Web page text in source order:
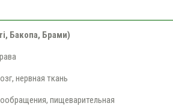
Бакопа, Брами)
нервная ткань
пищеварительная